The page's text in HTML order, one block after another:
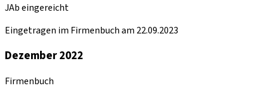
JAb eingereicht
Eingetragen im Firmenbuch am 22.09.2023
Dezember 2022
Firmenbuch